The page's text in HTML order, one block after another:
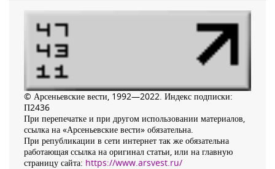
© Арсеньевские вести, 1992—2022. Индекс подписки:
П2436
При перепечатке и при другом использовании материалов,
ссылка на «Арсеньевские вести» обязательна.
При републикации в сети интернет так же обязательна
работающая ссылка на оригинал статьи, или на главную
страницу сайта: https://www.arsvest.ru/